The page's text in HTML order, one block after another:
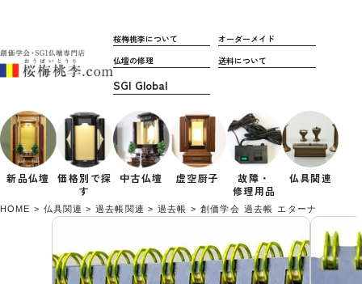
桜梅桃李について
オーダーメイド
仏壇の修理
送料について
新品仏壇 価格別で探
す
中古仏壇 虚空厨子
故障・
修理用品
仏具関連
HOME 仏具関連 過去帳関連 過去帳 創価学会 過去帳 エターナルメモリ